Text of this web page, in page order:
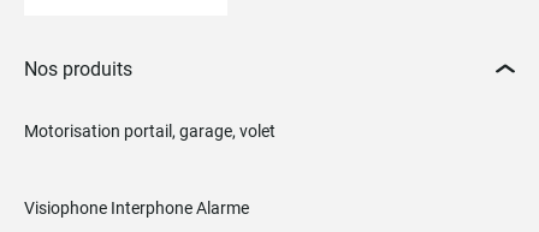
Nos produits
Motorisation portail, garage, volet
Visiophone Interphone Alarme